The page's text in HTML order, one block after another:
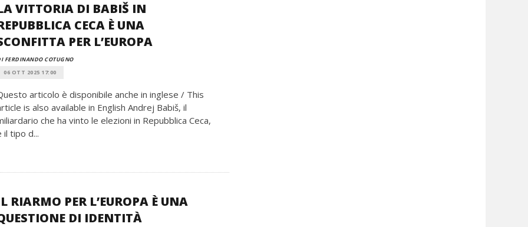
VITTORIA DI BABIŠ IN
CECA È UNA
PER L’EUROPA
FERDINANDO COTUGNO
06 OTT 2025 17:00
articolo è disponibile anche in inglese / This
is also available in English Andrej Babiš, il
che ha vinto le elezioni in Repubblica Ceca,
il tipo d...
RIARMO PER L’EUROPA È UNA
DI IDENTITÀ